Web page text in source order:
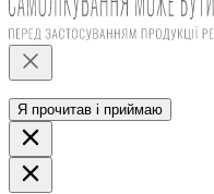
Я прочитав і приймаю